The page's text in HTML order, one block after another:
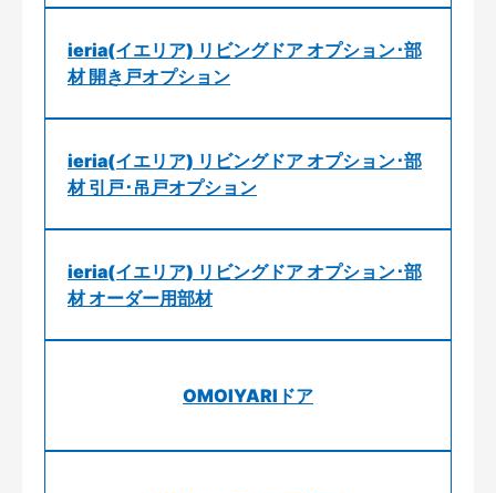
ieria(イエリア) リビングドア オプション･部
材 開き戸オプション
ieria(イエリア) リビングドア オプション･部
材 引戸･吊戸オプション
ieria(イエリア) リビングドア オプション･部
材 オーダー用部材
OMOIYARIドア